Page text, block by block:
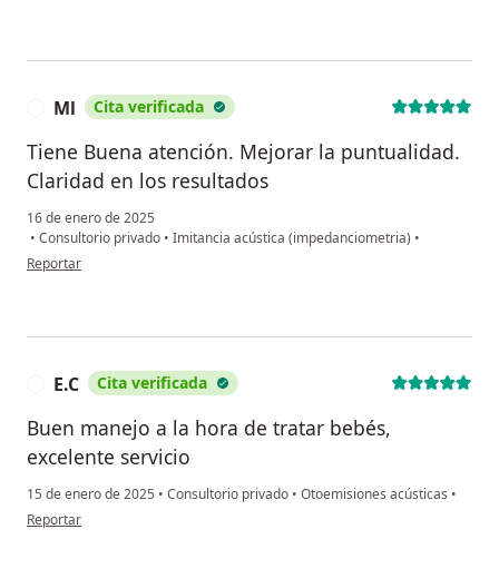
Ml Cita verificada
Tiene Buena atención. Mejorar la puntualidad.
Claridad en los resultados
16 de enero de 2025
• Consultorio privado • Imitancia acústica (impedanciometria) •
en opinión del usuario Ml
Reportar
E.C Cita verificada
Buen manejo a la hora de tratar bebés,
excelente servicio
15 de enero de 2025 • Consultorio privado • Otoemisiones acústicas •
en opinión del usuario E.C
Reportar